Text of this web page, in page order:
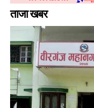
ताजा खबर